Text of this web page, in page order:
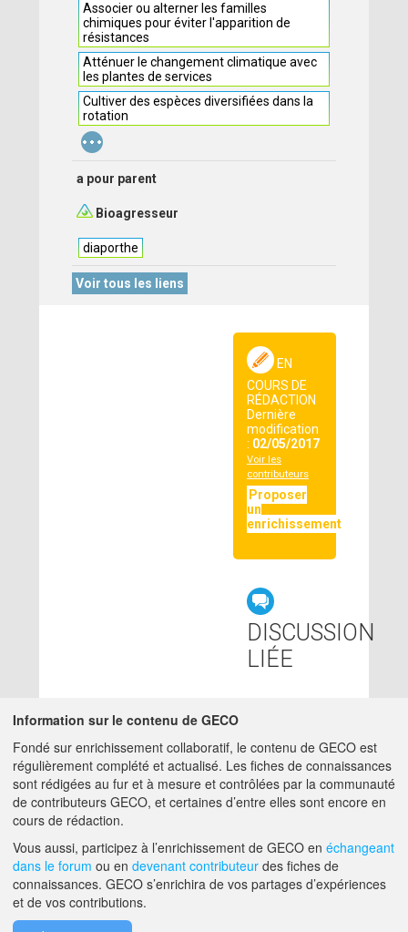
Associer ou alterner les familles
chimiques pour éviter l'apparition de
résistances
Atténuer le changement climatique avec
les plantes de services
Cultiver des espèces diversifiées dans la
rotation
...
a pour parent
Bioagresseur
diaporthe
Voir tous les liens
EN
COURS DE
RÉDACTION
Dernière
modification
: 02/05/2017
Voir les
contributeurs
Proposer
un
enrichissement
DISCUSSION
LIÉE
BIOAGRESSEUR
A compléter...
A PROPOS DE GECO AIDE
F.A.Q.
Information sur le contenu de GECO
Fondé sur enrichissement collaboratif, le contenu de GECO est
régulièrement complété et actualisé. Les fiches de connaissances
sont rédigées au fur et à mesure et contrôlées par la communauté
de contributeurs GECO, et certaines d’entre elles sont encore en
cours de rédaction.
Vous aussi, participez à l’enrichissement de GECO en échangeant
dans le forum ou en devenant contributeur des fiches de
connaissances. GECO s’enrichira de vos partages d’expériences
et de vos contributions.